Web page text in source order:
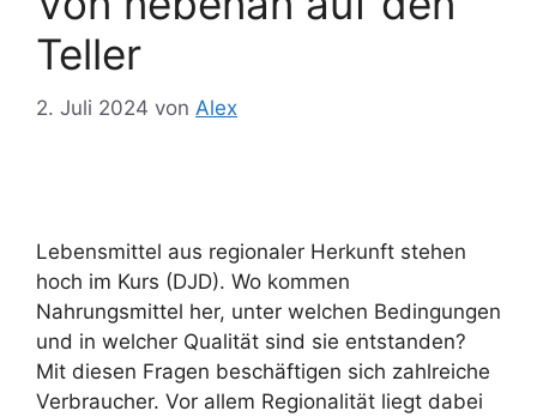
Teller
2. Juli 2024 von Alex
Lebensmittel aus regionaler Herkunft stehen
hoch im Kurs (DJD). Wo kommen
Nahrungsmittel her, unter welchen Bedingungen
und in welcher Qualität sind sie entstanden?
Mit diesen Fragen beschäftigen sich zahlreiche
Verbraucher. Vor allem Regionalität liegt dabei